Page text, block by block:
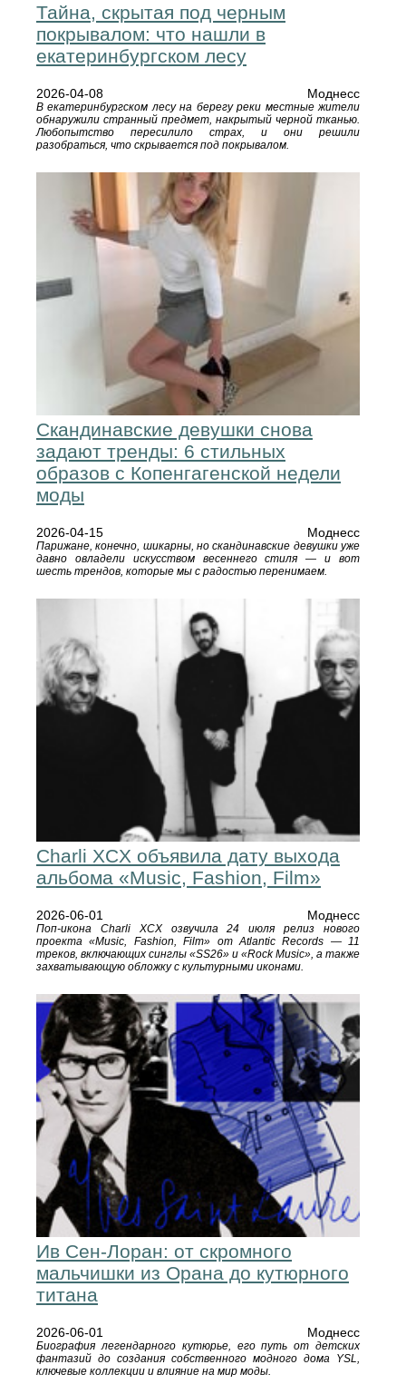
Тайна, скрытая под черным
покрывалом: что нашли в
екатеринбургском лесу
2026-04-08 Моднесс
В екатеринбургском лесу на берегу реки местные жители
обнаружили странный предмет, накрытый черной тканью.
Любопытство пересилило страх, и они решили
разобраться, что скрывается под покрывалом.
Скандинавские девушки снова
задают тренды: 6 стильных
образов с Копенгагенской недели
моды
2026-04-15 Моднесс
Парижане, конечно, шикарны, но скандинавские девушки уже
давно овладели искусством весеннего стиля — и вот
шесть трендов, которые мы с радостью перенимаем.
Charli XCX объявила дату выхода
альбома «Music, Fashion, Film»
2026-06-01 Моднесс
Поп-икона Charli XCX озвучила 24 июля релиз нового
проекта «Music, Fashion, Film» от Atlantic Records — 11
треков, включающих синглы «SS26» и «Rock Music», а также
захватывающую обложку с культурными иконами.
Ив Сен-Лоран: от скромного
мальчишки из Орана до кутюрного
титана
2026-06-01 Моднесс
Биография легендарного кутюрье, его путь от детских
фантазий до создания собственного модного дома YSL,
ключевые коллекции и влияние на мир моды.